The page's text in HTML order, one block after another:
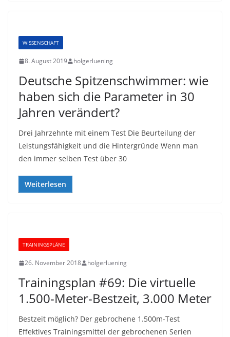
WISSENSCHAFT
8. August 2019 holgerluening
Deutsche Spitzenschwimmer: wie
haben sich die Parameter in 30
Jahren verändert?
Drei Jahrzehnte mit einem Test Die Beurteilung der
Leistungsfähigkeit und die Hintergründe Wenn man
den immer selben Test über 30
Weiterlesen
TRAININGSPLÄNE
26. November 2018 holgerluening
Trainingsplan #69: Die virtuelle
1.500-Meter-Bestzeit, 3.000 Meter
Bestzeit möglich? Der gebrochene 1.500m-Test
Effektives Trainingsmittel der gebrochenen Serien